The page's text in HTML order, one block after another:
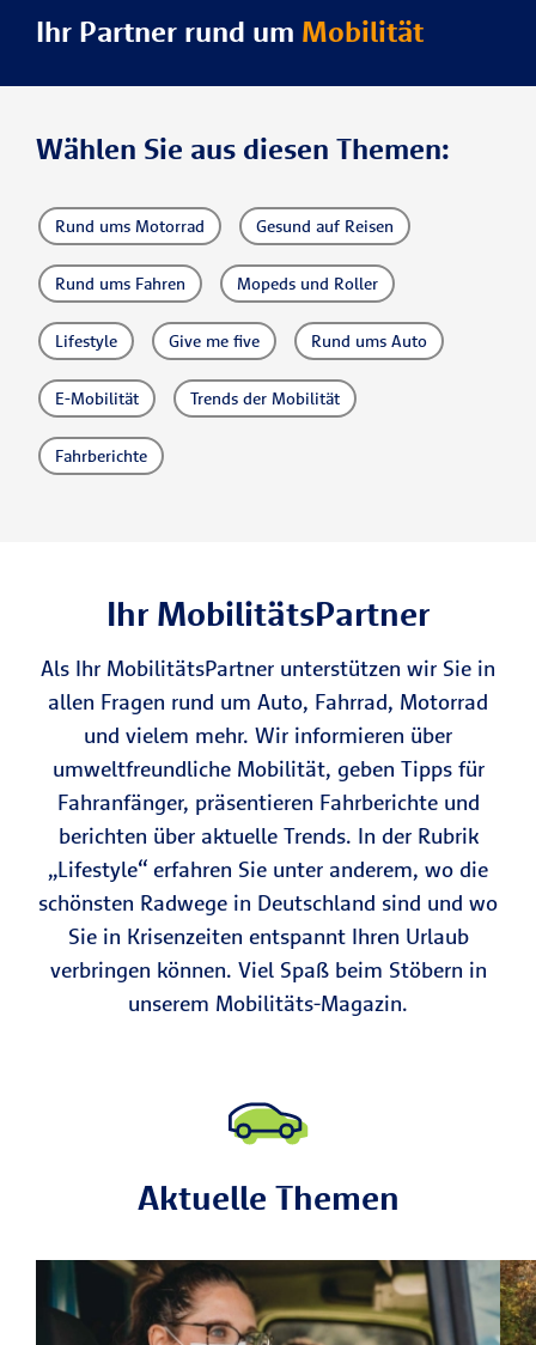
Ihr Partner rund um Mobilität
Wählen Sie aus diesen Themen:
Rund ums Motorrad Gesund auf Reisen
Rund ums Fahren Mopeds und Roller
Lifestyle Give me five Rund ums Auto
E-Mobilität Trends der Mobilität
Fahrberichte
Ihr MobilitätsPartner
Als Ihr MobilitätsPartner unterstützen wir Sie in
allen Fragen rund um Auto, Fahrrad, Motorrad
und vielem mehr. Wir informieren über
umweltfreundliche Mobilität, geben Tipps für
Fahranfänger, präsentieren Fahrberichte und
berichten über aktuelle Trends. In der Rubrik
„Lifestyle“ erfahren Sie unter anderem, wo die
schönsten Radwege in Deutschland sind und wo
Sie in Krisenzeiten entspannt Ihren Urlaub
verbringen können. Viel Spaß beim Stöbern in
unserem Mobilitäts-Magazin.
Aktuelle Themen